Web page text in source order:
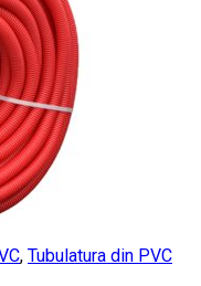
, Tubulatura din PVC